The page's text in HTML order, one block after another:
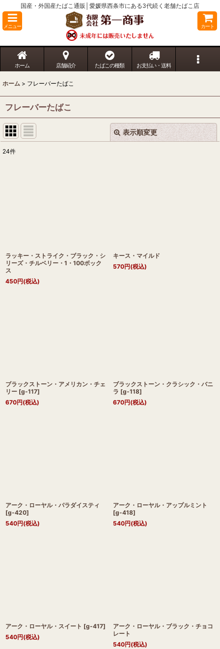
国産・外国産たばこ通販│愛媛県西条市にある3代続く老舗たばこ店
メニュー カート
ホーム 店舗紹介 たばこの種類 お支払い・送料
ホーム > フレーバーたばこ
フレーバーたばこ
表示順変更 閉じる
24件
ラッキー・ストライク・ブラック・シ
リーズ・チルベリー・1・100ボック
ス
450円(税込)
キース・マイルド
570円(税込)
ブラックストーン・アメリカン・チェ
リー [g-117]
670円(税込)
ブラックストーン・クラシック・バニ
ラ [g-118]
670円(税込)
アーク・ローヤル・パラダイスティ
[g-420]
540円(税込)
アーク・ローヤル・アップルミント
[g-418]
540円(税込)
アーク・ローヤル・スイート [g-417]
540円(税込)
アーク・ローヤル・ブラック・チョコ
レート
540円(税込)